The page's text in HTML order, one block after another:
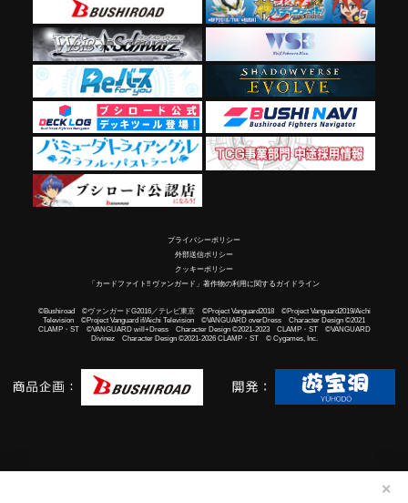
✕
プライバシーポリシー
外部送信ポリシー
クッキーポリシー
「カードファイト!! ヴァンガード」著作物の利用に関するガイドライン
©Bushiroad ©ヴァンガードG2016／テレビ東京 ©Project Vanguard2018 ©Project Vanguard2019/Aichi
Television ©Project Vanguard if/Aichi Television ©VANGUARD overDress Character Design ©2021
CLAMP・ST ©VANGUARD will+Dress Character Design ©2021-2023 CLAMP・ST ©VANGUARD
Divinez Character Design ©2021-2026 CLAMP・ST © Cygames, Inc.